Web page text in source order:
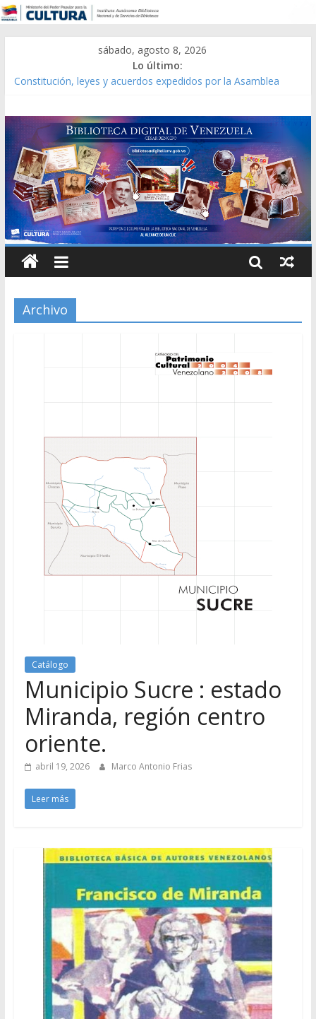
sábado, agosto 8, 2026
Lo último:
Catálogo temático de obras de Modesta Bor
Una Parálisis [material gráfico]
Modesta Bor Sánchez [material gráfico]
Gaceta Oficial de la República de Venezuela año CXXXIII Mes V,
Caracas 09 de marzo de 2006 N° 38.394
Archivo
Catálogo
Municipio Sucre : estado
Miranda, región centro
oriente.
abril 19, 2026 Marco Antonio Frias
Leer más